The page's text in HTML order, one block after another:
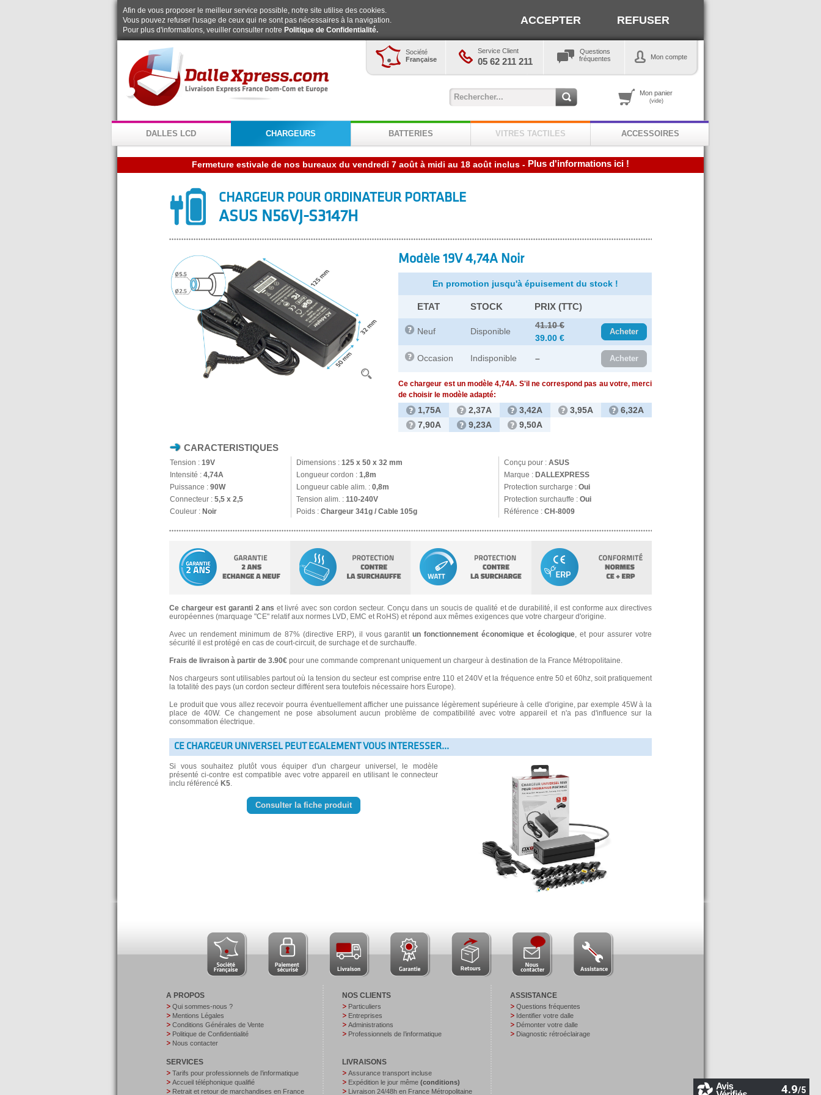
Afin de vous proposer le meilleur service possible, notre site utilise des cookies.
Vous pouvez refuser l'usage de ceux qui ne sont pas nécessaires à la navigation.
Pour plus d'informations, veuiller consulter notre Politique de Confidentialité.
ACCEPTER REFUSER
Société
Française
Service Client
05 62 211 211
Questions
fréquentes
Mon compte
Mon panier
(vide)
DALLES LCD CHARGEURS BATTERIES VITRES TACTILES ACCESSOIRES
- Plus d'informations ici !
CHARGEUR POUR ORDINATEUR PORTABLE
ASUS N56VJ-S3147H
Modèle 19V 4,74A Noir
En promotion jusqu'à épuisement du stock !
ETAT STOCK PRIX (TTC)
Neuf Disponible
41.10 €
39.00 €
Acheter
Occasion Indisponible – Acheter
Ce chargeur est un modèle 4,74A. S'il ne correspond pas au votre, merci
de choisir le modèle adapté:
1,75A 2,37A 3,42A 3,95A
6,32A
7,90A
9,23A 9,50A
CARACTERISTIQUES
Tension : 19V Dimensions : 125 x 50 x 32 mm Conçu pour : ASUS
Intensité : 4,74A Longueur cordon : 1,8m Marque : DALLEXPRESS
Puissance : 90W Longueur cable alim. : 0,8m Protection surcharge : Oui
Connecteur : 5,5 x 2,5 Tension alim. : 110-240V Protection surchauffe : Oui
Couleur : Noir Poids : Chargeur 341g / Cable 105g Référence : CH-8009
Ce chargeur est garanti 2 ans et livré avec son cordon secteur. Conçu dans un soucis de qualité et de durabilité, il est conforme aux directives
européennes (marquage "CE" relatif aux normes LVD, EMC et RoHS) et répond aux mêmes exigences que votre chargeur d'origine.
Avec un rendement minimum de 87% (directive ERP), il vous garantitun fonctionnement économique et écologique, et pour assurer votre
sécurité il est protégé en cas de court-circuit, de surchage et de surchauffe.
Frais de livraison à partir de 3.90€ pour une commande comprenant uniquement un chargeur à destination de la France Métropolitaine.
Nos chargeurs sont utilisables partout où la tension du secteur est comprise entre 110 et 240V et la fréquence entre 50 et 60hz, soit pratiquement
la totalité des pays (un cordon secteur différent sera toutefois nécessaire hors Europe).
Le produit que vous allez recevoir pourra éventuellement afficher une puissance légèrement supérieure à celle d'origine, par exemple 45W à la
place de 40W. Ce changement ne pose absolument aucun problème de compatibilité avec votre appareil et n'a pas d'influence sur la
consommation électrique.
CE CHARGEUR UNIVERSEL PEUT EGALEMENT VOUS INTERESSER...
Si vous souhaitez plutôt vous équiper d'un chargeur universel, le modèle
présenté ci-contre est compatible avec votre appareil en utilisant le connecteur
inclu référencé K5.
Consulter la fiche produit
A PROPOS
Qui sommes-nous ?
Mentions Légales
Conditions Générales de Vente
Politique de Confidentialité
Nous contacter
SERVICES
Tarifs pour professionnels de l’informatique
Accueil téléphonique qualifié
Retrait et retour de marchandises en France
NOS CLIENTS
Particuliers
Entreprises
Administrations
Professionnels de l’informatique
LIVRAISONS
Assurance transport incluse
Expédition le jour même (conditions)
Livraison 24/48h en France Métropolitaine
ASSISTANCE
Questions fréquentes
Identifier votre dalle
Démonter votre dalle
Diagnostic rétroéclairage